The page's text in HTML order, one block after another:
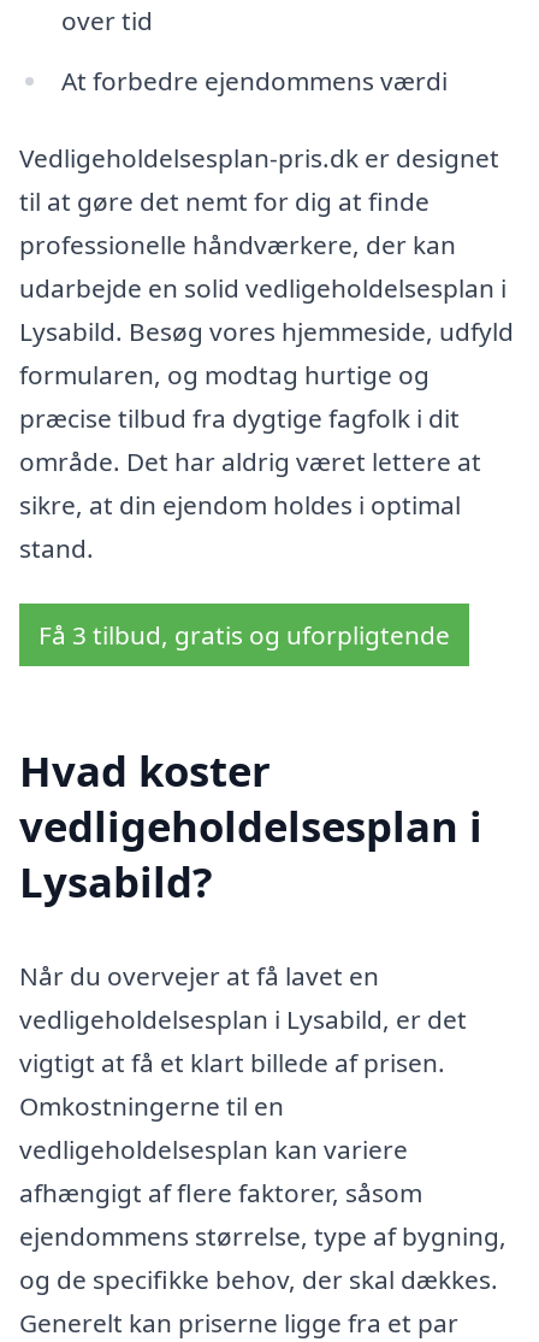
over tid
At forbedre ejendommens værdi
Vedligeholdelsesplan-pris.dk er designet
til at gøre det nemt for dig at finde
professionelle håndværkere, der kan
udarbejde en solid vedligeholdelsesplan i
Lysabild. Besøg vores hjemmeside, udfyld
formularen, og modtag hurtige og
præcise tilbud fra dygtige fagfolk i dit
område. Det har aldrig været lettere at
sikre, at din ejendom holdes i optimal
stand.
Få 3 tilbud, gratis og uforpligtende
Hvad koster
vedligeholdelsesplan i
Lysabild?
Når du overvejer at få lavet en
vedligeholdelsesplan i Lysabild, er det
vigtigt at få et klart billede af prisen.
Omkostningerne til en
vedligeholdelsesplan kan variere
afhængigt af flere faktorer, såsom
ejendommens størrelse, type af bygning,
og de specifikke behov, der skal dækkes.
Generelt kan priserne ligge fra et par